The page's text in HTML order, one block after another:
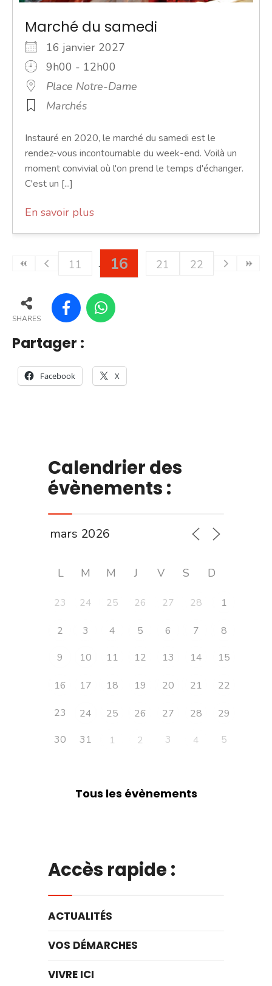
Marché du samedi
16 janvier 2027
9h00 - 12h00
Place Notre-Dame
Marchés
Instauré en 2020, le marché du samedi est le
rendez-vous incontournable du week-end. Voilà un
moment convivial où l'on prend le temps d'échanger.
C'est un [...]
En savoir plus
11 16 21 22
SHARES
Partager :
Facebook X
Calendrier des
évènements :
L M M J V S D
23 24 25 26 27 28 1
2 3 4 5 6 7
8
9
10 11 12 13 14 15
16 17 18 19 20 21 22
23 24 25 26 27 28
29
30
31 1 2 3 4 5
Tous les évènements
Accès rapide :
ACTUALITÉS
VOS DÉMARCHES
VIVRE ICI